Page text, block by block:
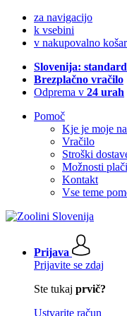
za navigacijo
k vsebini
v nakupovalno
Slovenija:
Brezplačno vračilo
Odprema v 24 urah
Pomoč
Kje je moje
Vračilo
Stroški
Možnosti
Kontakt
Vse teme
Prijava
Prijavite se zdaj
Ste tukaj prvič?
Ustvarite račun